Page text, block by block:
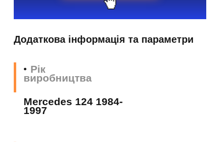
Додаткова інформація та параметри
Рік
виробництва
Mercedes 124 1984-
1997